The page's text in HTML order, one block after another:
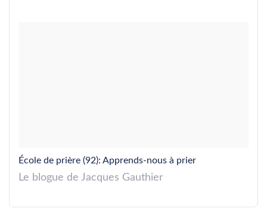
École de prière (92): Apprends-nous à prier
Le blogue de Jacques Gauthier